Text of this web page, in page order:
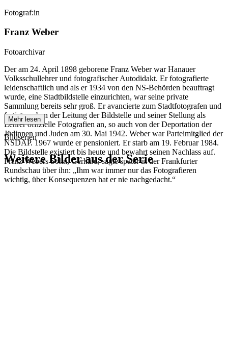
Fotograf:in
Franz Weber
Fotoarchivar
Der am 24. April 1898 geborene Franz Weber war Hanauer
Volksschullehrer und fotografischer Autodidakt. Er fotografierte
leidenschaftlich und als er 1934 von den NS-Behörden beauftragt
wurde, eine Stadtbildstelle einzurichten, war seine private
Sammlung bereits sehr groß. Er avancierte zum Stadtfotografen und
fertigte neben der Leitung der Bildstelle und seiner Stellung als
Lehrer offizielle Fotografien an, so auch von der Deportation der
Jüdinnen und Juden am 30. Mai 1942. Weber war Parteimitglied der
NSDAP. 1967 wurde er pensioniert. Er starb am 19. Februar 1984.
Die Bildstelle existiert bis heute und bewahrt seinen Nachlass auf.
Franz Webers Sohn, Gerhard, sagte später in der Frankfurter
Rundschau über ihn: „Ihm war immer nur das Fotografieren
wichtig, über Konsequenzen hat er nie nachgedacht.“
Mehr lesen
Bildserien
Weitere Bilder aus der Serie
1942 Hanau